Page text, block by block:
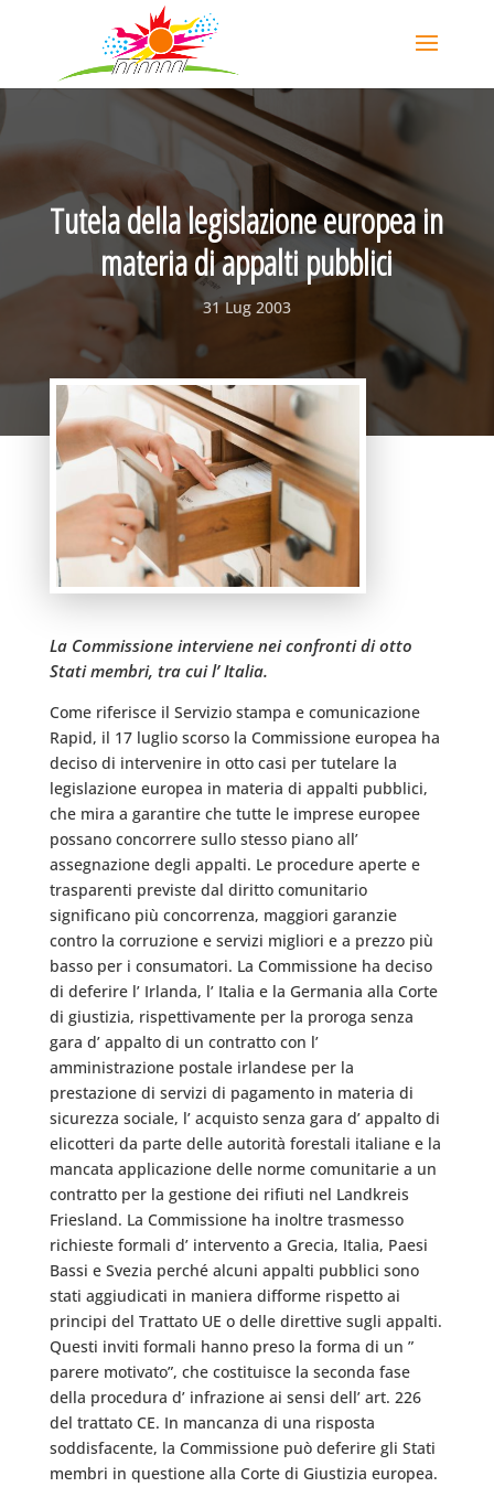
Tutela della legislazione europea in
materia di appalti pubblici
31 Lug 2003
La Commissione interviene nei confronti di otto
Stati membri, tra cui l’ Italia.
Come riferisce il Servizio stampa e comunicazione
Rapid, il 17 luglio scorso la Commissione europea ha
deciso di intervenire in otto casi per tutelare la
legislazione europea in materia di appalti pubblici,
che mira a garantire che tutte le imprese europee
possano concorrere sullo stesso piano all’
assegnazione degli appalti. Le procedure aperte e
trasparenti previste dal diritto comunitario
significano più concorrenza, maggiori garanzie
contro la corruzione e servizi migliori e a prezzo più
basso per i consumatori. La Commissione ha deciso
di deferire l’ Irlanda, l’ Italia e la Germania alla Corte
di giustizia, rispettivamente per la proroga senza
gara d’ appalto di un contratto con l’
amministrazione postale irlandese per la
prestazione di servizi di pagamento in materia di
sicurezza sociale, l’ acquisto senza gara d’ appalto di
elicotteri da parte delle autorità forestali italiane e la
mancata applicazione delle norme comunitarie a un
contratto per la gestione dei rifiuti nel Landkreis
Friesland. La Commissione ha inoltre trasmesso
richieste formali d’ intervento a Grecia, Italia, Paesi
Bassi e Svezia perché alcuni appalti pubblici sono
stati aggiudicati in maniera difforme rispetto ai
principi del Trattato UE o delle direttive sugli appalti.
Questi inviti formali hanno preso la forma di un ”
parere motivato”, che costituisce la seconda fase
della procedura d’ infrazione ai sensi dell’ art. 226
del trattato CE. In mancanza di una risposta
soddisfacente, la Commissione può deferire gli Stati
membri in questione alla Corte di Giustizia europea.